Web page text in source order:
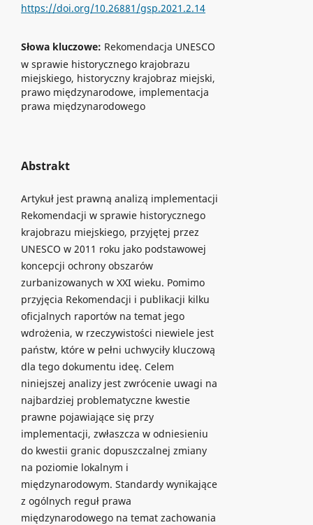
https://doi.org/10.26881/gsp.2021.2.14
Słowa kluczowe: Rekomendacja UNESCO
w sprawie historycznego krajobrazu
miejskiego, historyczny krajobraz miejski,
prawo międzynarodowe, implementacja
prawa międzynarodowego
Abstrakt
Artykuł jest prawną analizą implementacji
Rekomendacji w sprawie historycznego
krajobrazu miejskiego, przyjętej przez
UNESCO w 2011 roku jako podstawowej
koncepcji ochrony obszarów
zurbanizowanych w XXI wieku. Pomimo
przyjęcia Rekomendacji i publikacji kilku
oficjalnych raportów na temat jego
wdrożenia, w rzeczywistości niewiele jest
państw, które w pełni uchwyciły kluczową
dla tego dokumentu ideę. Celem
niniejszej analizy jest zwrócenie uwagi na
najbardziej problematyczne kwestie
prawne pojawiające się przy
implementacji, zwłaszcza w odniesieniu
do kwestii granic dopuszczalnej zmiany
na poziomie lokalnym i
międzynarodowym. Standardy wynikające
z ogólnych reguł prawa
międzynarodowego na temat zachowania